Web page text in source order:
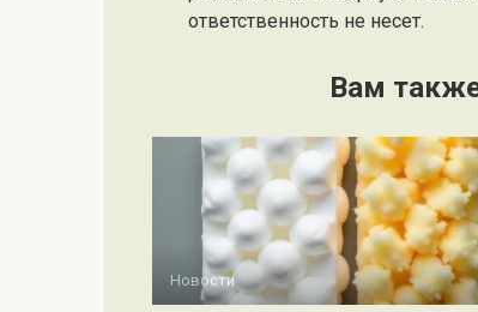
ответственность не несет.
Вам
Новости